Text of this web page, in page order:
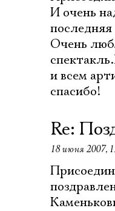
И очень
Очень
и всем
спасибо!
Re:
18 июня 2007,